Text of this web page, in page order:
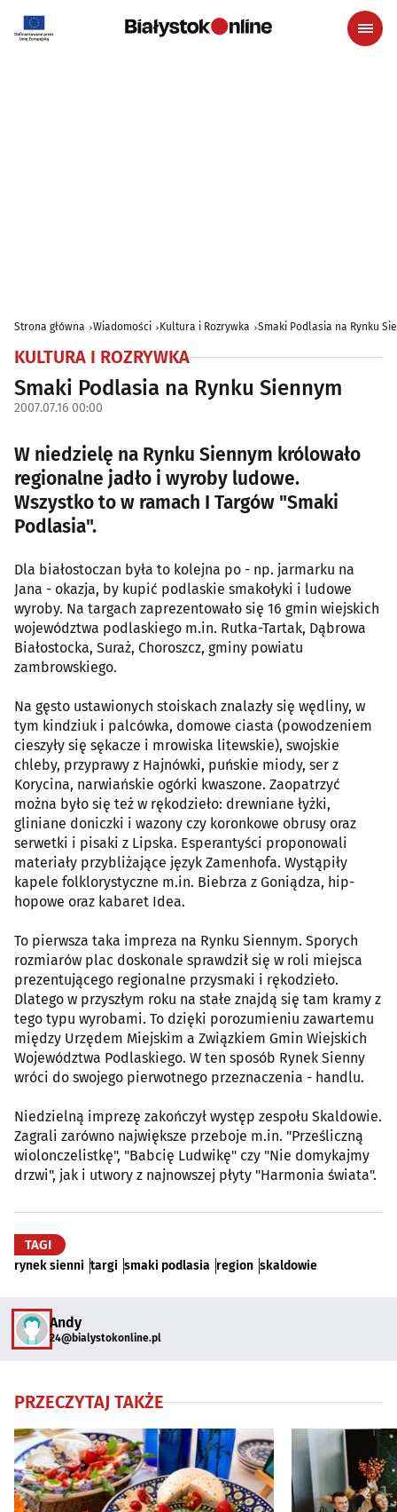
Strona główna Wiadomości Kultura i Rozrywka Smaki Podlasia na Rynku
KULTURA I ROZRYWKA
Smaki Podlasia na Rynku Siennym
2007.07.16 00:00
W niedzielę na Rynku Siennym królowało
regionalne jadło i wyroby ludowe.
Wszystko to w ramach I Targów "Smaki
Podlasia".
Dla białostoczan była to kolejna po - np. jarmarku na
Jana - okazja, by kupić podlaskie smakołyki i ludowe
wyroby. Na targach zaprezentowało się 16 gmin wiejskich
województwa podlaskiego m.in. Rutka-Tartak, Dąbrowa
Białostocka, Suraż, Choroszcz, gminy powiatu
zambrowskiego.
Na gęsto ustawionych stoiskach znalazły się wędliny, w
tym kindziuk i palcówka, domowe ciasta (powodzeniem
cieszyły się sękacze i mrowiska litewskie), swojskie
chleby, przyprawy z Hajnówki, puńskie miody, ser z
Korycina, narwiańskie ogórki kwaszone. Zaopatrzyć
można było się też w rękodzieło: drewniane łyżki,
gliniane doniczki i wazony czy koronkowe obrusy oraz
serwetki i pisaki z Lipska. Esperantyści proponowali
materiały przybliżające język Zamenhofa. Wystąpiły
kapele folklorystyczne m.in. Biebrza z Goniądza, hip-
hopowe oraz kabaret Idea.
To pierwsza taka impreza na Rynku Siennym. Sporych
rozmiarów plac doskonale sprawdził się w roli miejsca
prezentującego regionalne przysmaki i rękodzieło.
Dlatego w przyszłym roku na stałe znajdą się tam kramy z
tego typu wyrobami. To dzięki porozumieniu zawartemu
między Urzędem Miejskim a Związkiem Gmin Wiejskich
Województwa Podlaskiego. W ten sposób Rynek Sienny
wróci do swojego pierwotnego przeznaczenia - handlu.
Niedzielną imprezę zakończył występ zespołu Skaldowie.
Zagrali zarówno największe przeboje m.in. "Prześliczną
wiolonczelistkę", "Babcię Ludwikę" czy "Nie domykajmy
drzwi", jak i utwory z najnowszej płyty "Harmonia świata".
TAGI
rynek sienni targi smaki podlasia region skaldowie
Andy
24@bialystokonline.pl
PRZECZYTAJ TAKŻE